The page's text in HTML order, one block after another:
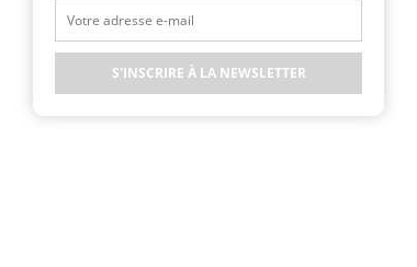
S'INSCRIRE À LA NEWSLETTER